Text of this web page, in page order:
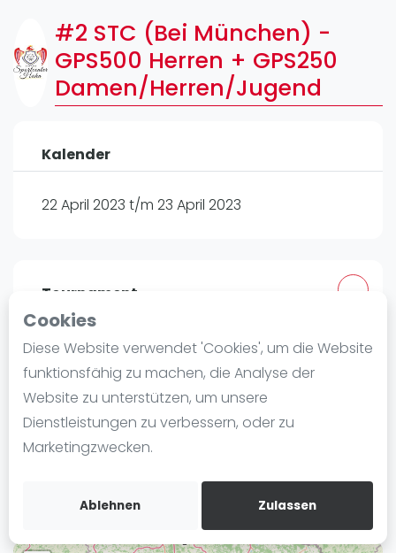
Cookies
Diese Website verwendet 'Cookies', um die Website
funktionsfähig zu machen, die Analyse der
Website zu unterstützen, um unsere
Dienstleistungen zu verbessern, oder zu
Marketingzwecken.
Ablehnen Zulassen
Veranstaltungen
Turniere
Ranking
Männer
FIP Frauen
Blog
Die Geschichte von Padel
Regeln und Punktzählung
Padel Schläge
Video
#2 STC (Bei München) -
GPS500 Herren + GPS250
Damen/Herren/Jugend
Kalender
22 April 2023 t/m 23 April 2023
Tournament
STC Oberland
Königsdorfer Weg 7
82538
Routebeschrijving
rankedin.com